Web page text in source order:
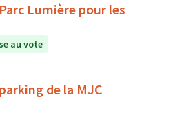
Lumière pour les
au vote
de la MJC